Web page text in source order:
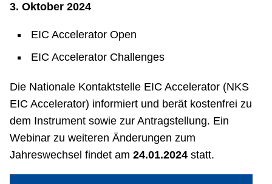
3. Oktober 2024
EIC Accelerator Open
EIC Accelerator Challenges
Die Nationale Kontaktstelle EIC Accelerator (NKS
EIC Accelerator) informiert und berät kostenfrei zu
dem Instrument sowie zur Antragstellung. Ein
Webinar zu weiteren Änderungen zum
Jahreswechsel findet am 24.01.2024statt.